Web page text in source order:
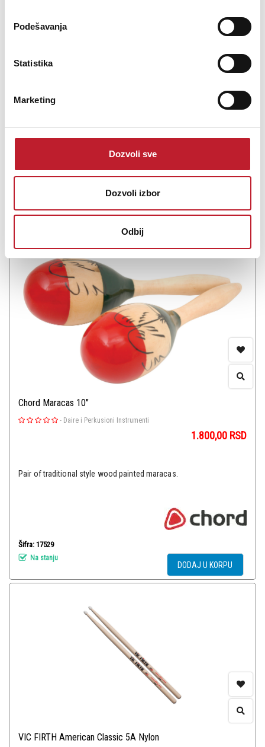
Podešavanja
Statistika
Marketing
Dozvoli sve
Dozvoli izbor
Odbij
9.600,00RSD
Šifra: 21905
Chord Maracas 10"
- Daire i Perkusioni Instrumenti
1.800,00 RSD
Pair of traditional style wood painted maracas.
Šifra: 17529
Na stanju
DODAJ U KORPU
VIC FIRTH American Classic 5A Nylon